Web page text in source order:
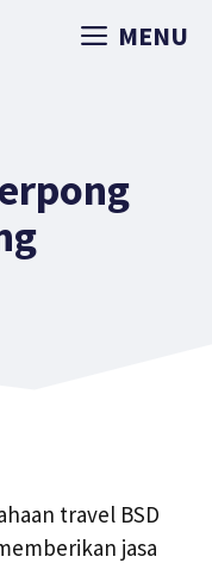
MENU
travel BSD
jasa